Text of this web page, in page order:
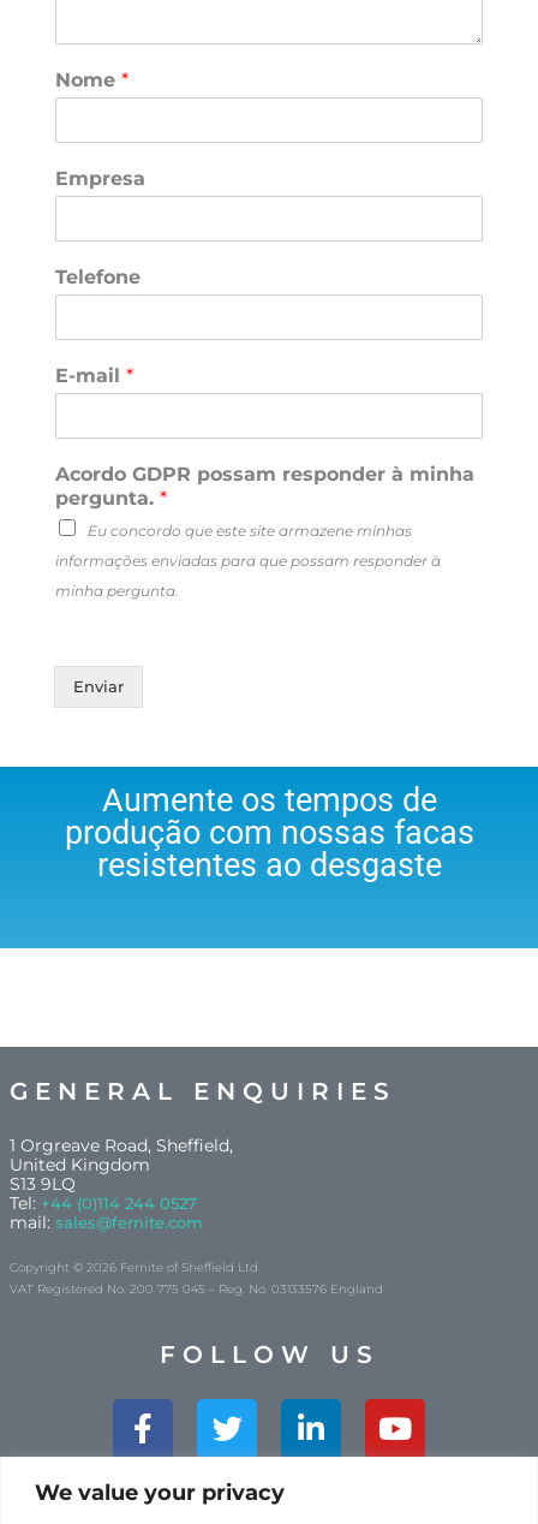
We value your privacy
Nome *
Empresa
Telefone
E-mail *
Acordo GDPR possam responder à minha
pergunta. *
Eu concordo que este site armazene minhas
informações enviadas para que possam responder à
minha pergunta.
Enviar
Aumente os tempos de
produção com nossas facas
resistentes ao desgaste
GENERAL ENQUIRIES
1 Orgreave Road, Sheffield,
United Kingdom
S13 9LQ
Tel: +44 (0)114 244 0527
mail: sales@fernite.com
Copyright © 2026 Fernite of Sheffield Ltd
VAT Registered No. 200 775 045 – Reg. No. 03133576 England
FOLLOW US
Facebook-
f
Twitter Linkedin-
in
Youtube